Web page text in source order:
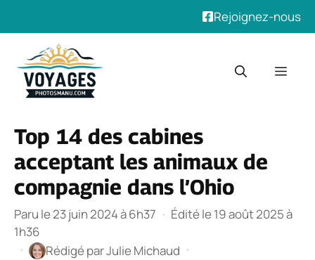
Rejoignez-nous
contenu
Top 14 des cabines
acceptant les animaux de
compagnie dans l’Ohio
Paru le 23 juin 2024 à 6h37 · Édité le 19 août 2025 à
1h36
·
Rédigé parJulie Michaud ·